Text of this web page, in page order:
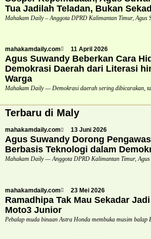
Tua Jadilah Teladan, Bukan
Mahakam Daily – Anggota DPRD Kalimantan Timur, Agus
mahakamdaily.com 11 April 2026
Agus Suwandy Beberkan Cara
Demokrasi Daerah dari Literasi
Warga
Mahakam Daily — Demokrasi daerah sering dibicarakan,
Terbaru di Maly
mahakamdaily.com 13 Juni 2026
Agus Suwandy Dorong
Berbasis Teknologi dalam
Mahakam Daily — Anggota DPRD Kalimantan Timur, Agus
mahakamdaily.com 23 Mei 2026
Ramadhipa Tak Mau Sekadar
Moto3 Junior
Pebalap muda binaan Astra Honda membuka musim balap